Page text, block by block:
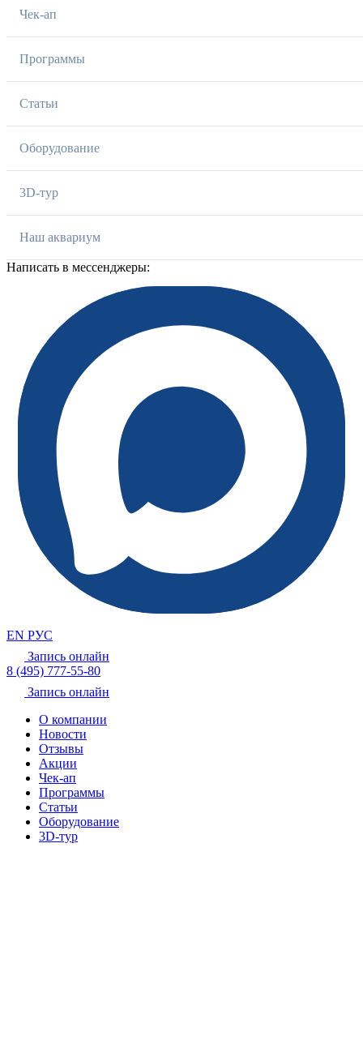
Чек-ап
Программы
Статьи
Оборудование
3D-тур
Наш аквариум
Написать в мессенджеры:
EN РУС
Запись онлайн
8 (495) 777-55-80
Запись онлайн
О компании
Новости
Отзывы
Акции
Чек-ап
Программы
Статьи
Оборудование
3D-тур